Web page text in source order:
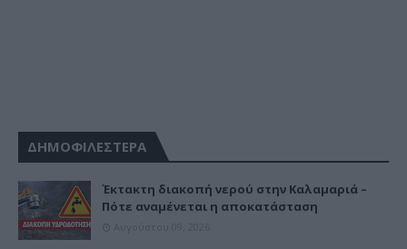
ΔΗΜΟΦΙΛΕΣΤΕΡΑ
Έκτακτη διακοπή νερού στην Καλαμαριά –
Πότε αναμένεται η αποκατάσταση